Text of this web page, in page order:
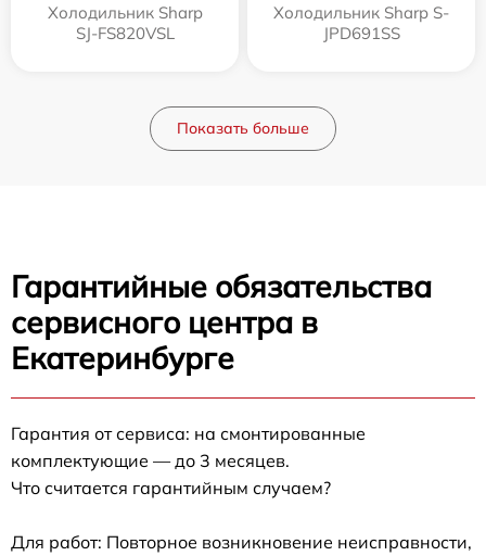
Холодильник Sharp
SJ-FS820VSL
Холодильник Sharp S-
JPD691SS
Показать больше
Гарантийные обязательства
сервисного центра в
Екатеринбурге
Гарантия от сервиса: на смонтированные
комплектующие — до 3 месяцев.
Что считается гарантийным случаем?
Для работ: Повторное возникновение неисправности,